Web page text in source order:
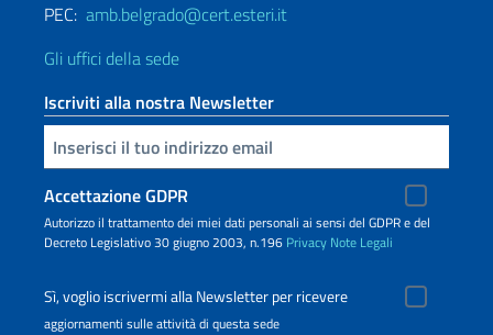
PEC: amb.belgrado@cert.esteri.it
Gli uffici della sede
Iscriviti alla nostra Newsletter
Inserisci la tua email
Accettazione GDPR
Autorizzo il trattamento dei miei dati personali ai sensi del GDPR e del
Decreto Legislativo 30 giugno 2003, n.196 Privacy Note Legali
Sì, voglio iscrivermi alla Newsletter per ricevere
aggiornamenti sulle attività di questa sede